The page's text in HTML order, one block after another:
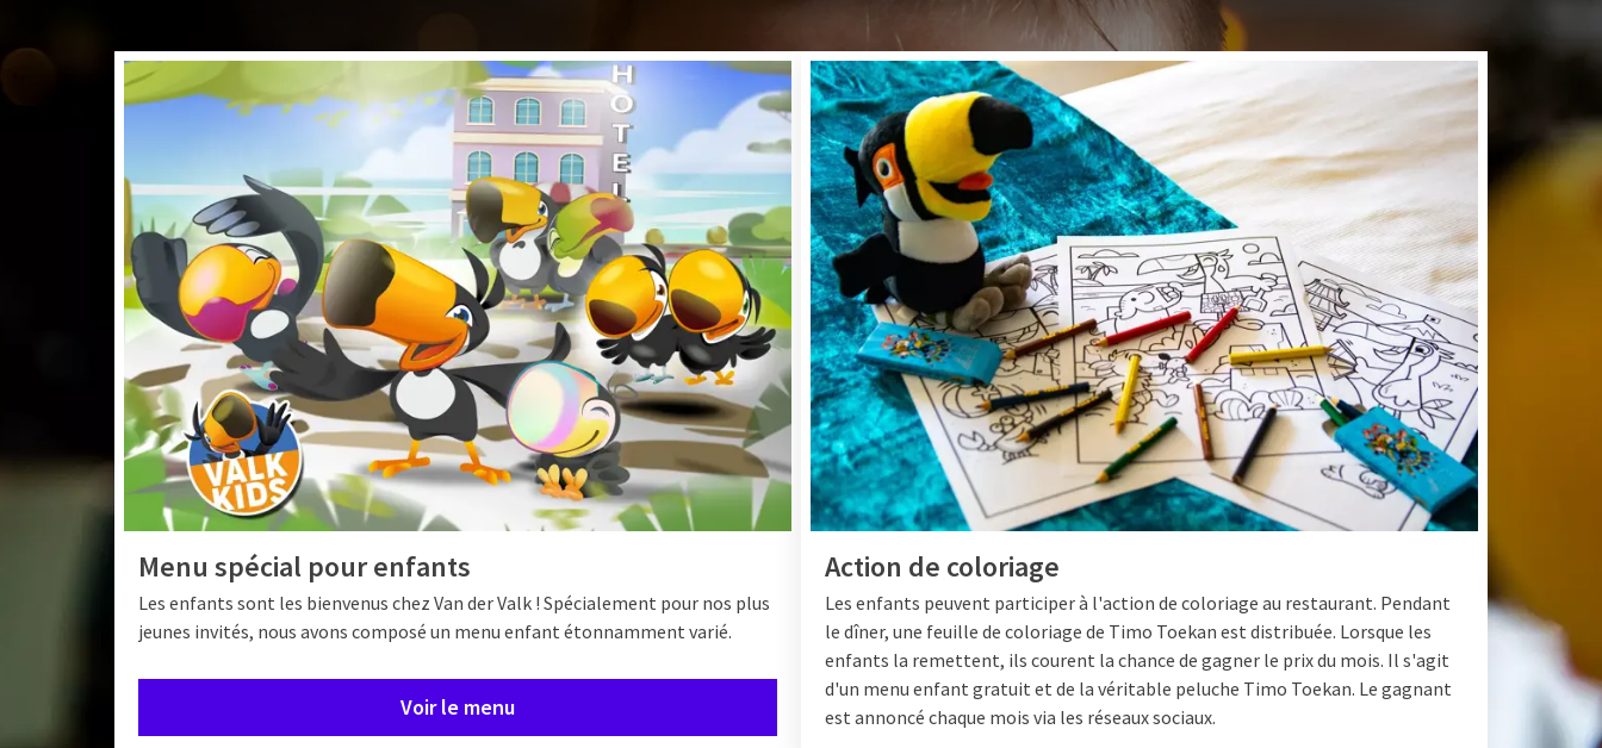
Menu spécial pour enfants
Les enfants sont les bienvenus chez Van der Valk ! Spécialement pour nos plus
jeunes invités, nous avons composé un menu enfant étonnamment varié.
Voir le menu
Action de coloriage
Les enfants peuvent participer à l'action de coloriage au restaurant. Pendant
le dîner, une feuille de coloriage de Timo Toekan est distribuée. Lorsque les
enfants la remettent, ils courent la chance de gagner le prix du mois. Il s'agit
d'un menu enfant gratuit et de la véritable peluche Timo Toekan. Le gagnant
est annoncé chaque mois via les réseaux sociaux.